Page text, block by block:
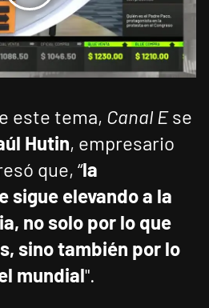
este tema, Canal Ese
Hutin, empresario
que, “la
sigue elevando a la
no solo por lo que
sino también por lo
mundial".